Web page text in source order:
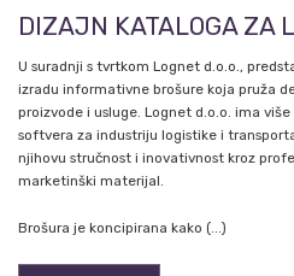
DIZAJN KATALOGA ZA
U suradnji s tvrtkom Lognet d.o.o.,
izradu informativne brošure koja pruža
proizvode i usluge. Lognet d.o.o. ima
softvera za industriju logistike i
njihovu stručnost i inovativnost kroz
marketinški materijal.
Brošura je koncipirana kako (...)